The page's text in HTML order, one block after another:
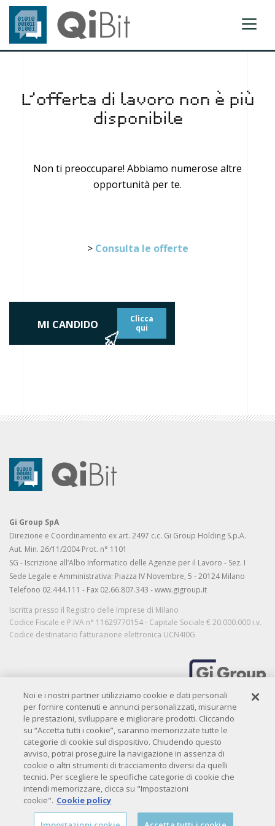
L’offerta di lavoro non è più
disponibile
Non ti preoccupare! Abbiamo numerose altre
opportunità per te.
> Consulta le offerte
MI CANDIDO
Clicca
qui
Gi Group SpA
Direzione e Coordinamento ex art. 2497 c.c. Gi Group Holding S.p.A.
Aut. Min. 26/11/2004 Prot. n° 1101
SG - Iscrizione all’Albo Informatico delle Agenzie per il Lavoro - Sez. I
Sede Legale e Amministrativa: Piazza IV Novembre, 5 - 20124 Milano
Telefono 02.444.111 - Fax 02.66.807.343 - www.gigroup.it
Iscritta presso il Registro delle Imprese di Milano
Codice Fiscale e P.IVA n° 11629770154 - Capitale Sociale € 20.000.000 i.v.
Codice destinatario fatturazione elettronica UCN4I0G
MORE THAN WORK
Privacy|Privacy candidati| Privacy clienti|Cookie policy|Credits
Copyright© 2009-2026 QIBIT. All rights reserved.
Noi e i nostri partner utilizziamo cookie e dati personali
per fornire contenuti e annunci personalizzati, misurarne
le prestazioni, sviluppare e migliorare prodotti. Cliccando
su “Accetta tutti i cookie”, saranno memorizzate tutte le
categorie di cookie sul dispositivo. Chiudendo questo
avviso, potrai proseguire la navigazione in assenza di
cookie o altri strumenti di tracciamento diversi da quelli
tecnici. Per scegliere le specifiche categorie di cookie che
intendi memorizzare, clicca su "Impostazioni
cookie". Cookie policy